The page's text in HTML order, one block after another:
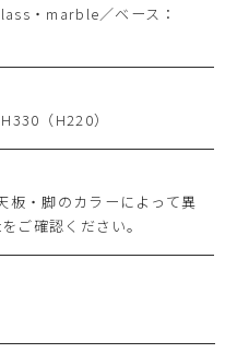
・marble／ベース：
（H220）
板・脚のカラーによって異
ご確認ください。